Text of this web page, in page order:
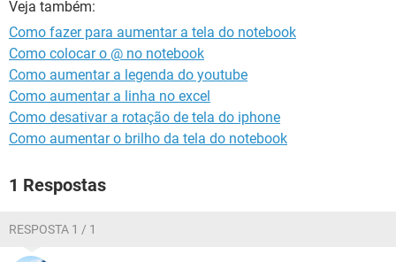
Veja também:
Como fazer para aumentar a tela do notebook
Como colocar o @ no notebook
Como aumentar a legenda do youtube
Como aumentar a linha no excel
Como desativar a rotação de tela do iphone
Como aumentar o brilho da tela do notebook
1 Respostas
RESPOSTA 1 / 1